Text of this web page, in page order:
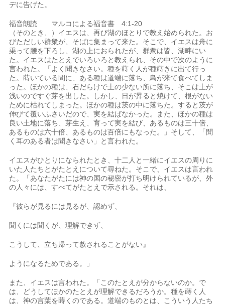
デに告げた。
福音朗読 マルコによる福音書 4:1-20
（そのとき、）イエスは、再び湖のほとりで教え始められた。お
びただしい群衆が、そばに集まって来た。そこで、イエスは舟に
乗って腰を下ろし、湖の上におられたが、群衆は皆、湖畔にい
た。イエスはたとえでいろいろと教えられ、その中で次のように
言われた。「よく聞きなさい。種を蒔く人が種蒔きに出て行っ
た。蒔いている間に、ある種は道端に落ち、鳥が来て食べてしま
った。ほかの種は、石だらけで土の少ない所に落ち、そこは土が
浅いのですぐ芽を出した。しかし、日が昇ると焼けて、根がない
ために枯れてしまった。ほかの種は茨の中に落ちた。すると茨が
伸びて覆いふさいだので、実を結ばなかった。また、ほかの種は
良い土地に落ち、芽生え、育って実を結び、あるものは三十倍、
あるものは六十倍、あるものは百倍にもなった。」そして、「聞
く耳のある者は聞きなさい」と言われた。
イエスがひとりになられたとき、十二人と一緒にイエスの周りに
いた人たちとがたとえについて尋ねた。そこで、イエスは言われ
た。「あなたがたには神の国の秘密が打ち明けられているが、外
の人々には、すべてがたとえで示される。それは、
『彼らが見るには見るが、認めず、
聞くには聞くが、理解できず、
こうして、立ち帰って赦されることがない』
ようになるためである。」
また、イエスは言われた。「このたとえが分からないのか。で
は、どうしてほかのたとえが理解できるだろうか。種を蒔く人
は、神の言葉を蒔くのである。道端のものとは、こういう人たち